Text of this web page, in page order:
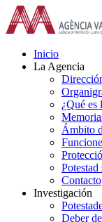
Saltar
al
contenido
Inicio
La Agencia
¿Qué es
Ámbito
Potestad
Contacto
Investigación
Deber